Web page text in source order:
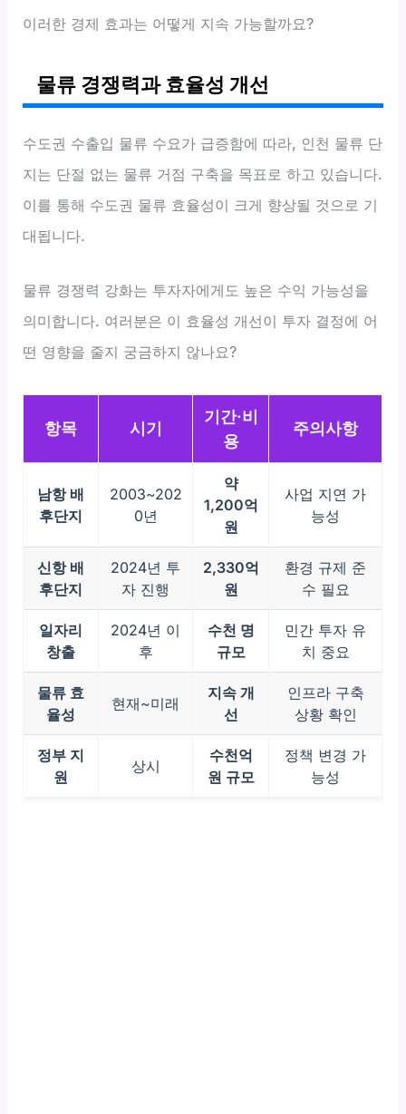
이러한 경제 효과는 어떻게 지속 가능할까요?
물류 경쟁력과 효율성 개선
수도권 수출입 물류 수요가 급증함에 따라, 인천 물류 단
지는 단절 없는 물류 거점 구축을 목표로 하고 있습니다.
이를 통해 수도권 물류 효율성이 크게 향상될 것으로 기
대됩니다.
물류 경쟁력 강화는 투자자에게도 높은 수익 가능성을
의미합니다. 여러분은 이 효율성 개선이 투자 결정에 어
떤 영향을 줄지 궁금하지 않나요?
항목 시기
기간·비
용
주의사항
남항 배
후단지
2003~202
0년
약
1,200억
원
사업 지연 가
능성
신항 배
후단지
2024년 투
자 진행
2,330억
원
환경 규제 준
수 필요
일자리
창출
2024년 이
후
수천 명
규모
민간 투자 유
치 중요
물류 효
율성
현재~미래
지속 개
선
인프라 구축
상황 확인
정부 지
원
상시
수천억
원 규모
정책 변경 가
능성